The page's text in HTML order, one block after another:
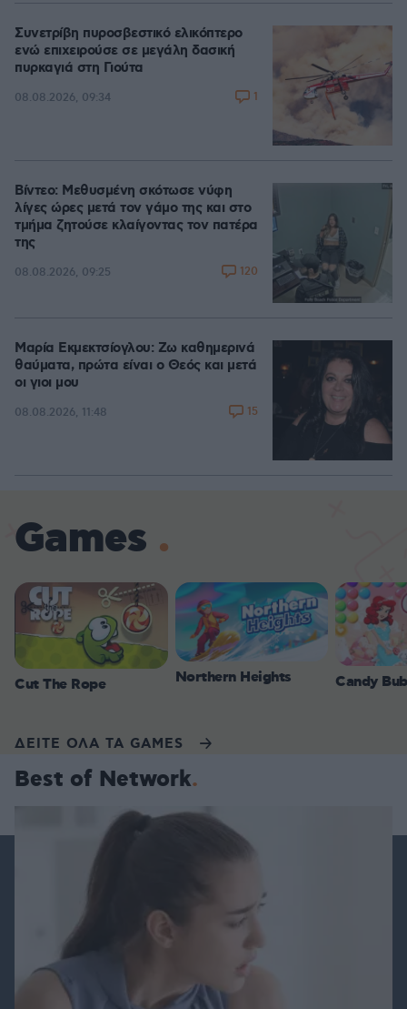
Συνετρίβη πυροσβεστικό ελικόπτερο
ενώ επιχειρούσε σε μεγάλη δασική
πυρκαγιά στη Γιούτα
08.08.2026, 09:34 1
Βίντεο: Μεθυσμένη σκότωσε νύφη
λίγες ώρες μετά τον γάμο της και στο
τμήμα ζητούσε κλαίγοντας τον πατέρα
της
08.08.2026, 09:25 120
Μαρία Εκμεκτσίογλου: Ζω καθημερινά
θαύματα, πρώτα είναι ο Θεός και μετά
οι γιοι μου
08.08.2026, 11:48 15
Games
Cut The Rope Northern Heights Candy
ΔΕΙΤΕ ΟΛΑ ΤΑ GAMES
Best of Network